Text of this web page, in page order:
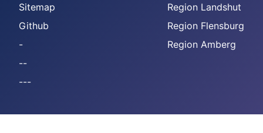
Sitemap
Github
-
--
---
Region Landshut
Region Flensburg
Region Amberg